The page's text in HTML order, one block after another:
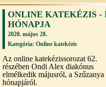
ONLINE KATEKÉZIS -
HÓNAPJA
2020. május 28.
Kategória: Online katekézis
Az online katekézissorozat 62.
részében Ondi Alex diakónus
elmélkedik májusról, a Szűzanya
hónapjáról.